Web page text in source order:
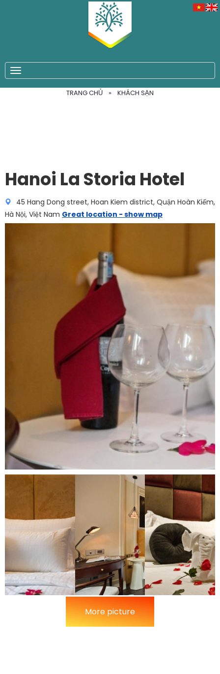
TRANG CHỦ » KHÁCH SẠN
Hanoi La Storia Hotel
45 Hang Dong street, Hoan Kiem district, Quận Hoàn Kiếm,
Hà Nội, Việt Nam Great location - show map
More picture